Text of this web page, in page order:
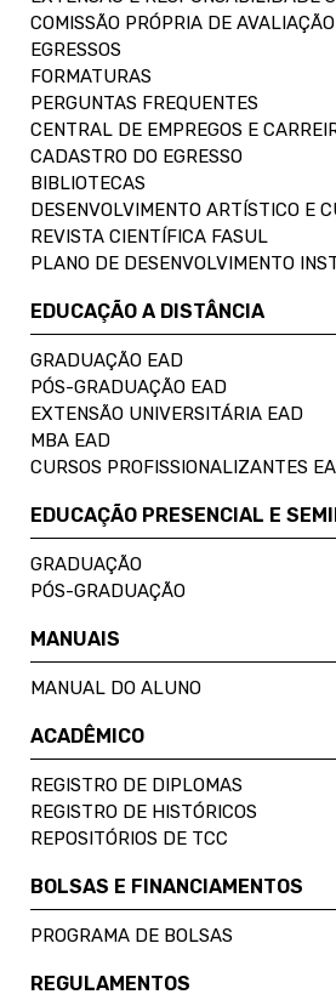
COMISSÃO PRÓPRIA DE AVALIAÇÃO
EGRESSOS
FORMATURAS
PERGUNTAS FREQUENTES
CENTRAL DE EMPREGOS E
CADASTRO DO EGRESSO
BIBLIOTECAS
DESENVOLVIMENTO ARTÍSTICO E
REVISTA CIENTÍFICA FASUL
PLANO DE DESENVOLVIMENTO
EDUCAÇÃO A DISTÂNCIA
GRADUAÇÃO EAD
PÓS-GRADUAÇÃO EAD
EXTENSÃO UNIVERSITÁRIA EAD
MBA EAD
CURSOS PROFISSIONALIZANTES
EDUCAÇÃO PRESENCIAL E
GRADUAÇÃO
PÓS-GRADUAÇÃO
MANUAIS
MANUAL DO ALUNO
ACADÊMICO
REGISTRO DE DIPLOMAS
REGISTRO DE HISTÓRICOS
REPOSITÓRIOS DE TCC
BOLSAS E FINANCIAMENTOS
PROGRAMA DE BOLSAS
REGULAMENTOS